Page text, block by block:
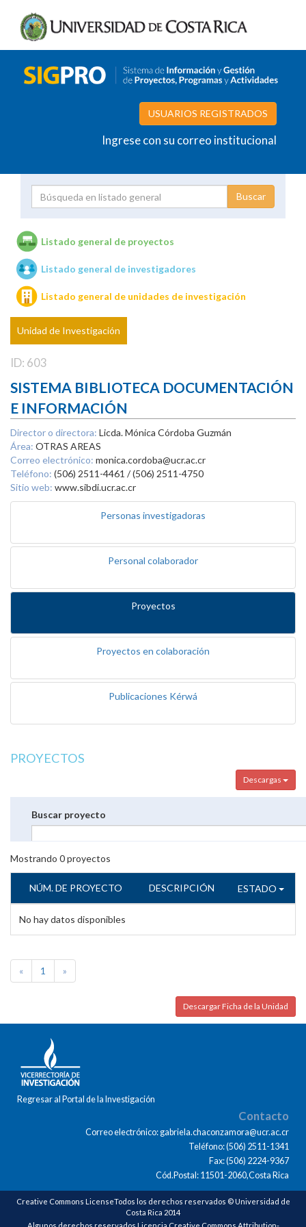
USUARIOS REGISTRADOS
Ingrese con su correo institucional
Unidades de investigación
Listado general de proyectos
Listado general de investigadores
Listado general de unidades de investigación
Unidad de Investigación
ID: 603
SISTEMA BIBLIOTECA DOCUMENTACIÓN
E INFORMACIÓN
Director o directora: Licda. Mónica Córdoba Guzmán
Área: OTRAS AREAS
Correo electrónico: monica.cordoba@ucr.ac.cr
Teléfono: (506) 2511-4461 / (506) 2511-4750
Sitio web: www.sibdi.ucr.ac.cr
Personas investigadoras
Personal colaborador
Proyectos
Proyectos en colaboración
Publicaciones Kérwá
PROYECTOS
Descargas
Buscar proyecto
Mostrando 0proyectos
NÚM. DE PROYECTO DESCRIPCIÓN ESTADO
No hay datos disponibles
« 1 »
Descargar Ficha de la Unidad
Regresar al Portal de la Investigación
Contacto
Correo electrónico: gabriela.chaconzamora@ucr.ac.cr
Teléfono: (506) 2511-1341
Fax: (506) 2224-9367
Cód.Postal: 11501-2060,Costa Rica
Creative Commons LicenseTodos los derechos reservados © Universidad de
Costa Rica 2014